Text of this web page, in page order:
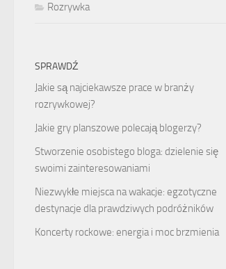
Rozrywka
SPRAWDŹ
Jakie są najciekawsze prace w branży
rozrywkowej?
Jakie gry planszowe polecają blogerzy?
Stworzenie osobistego bloga: dzielenie się
swoimi zainteresowaniami
Niezwykłe miejsca na wakacje: egzotyczne
destynacje dla prawdziwych podróżników
Koncerty rockowe: energia i moc brzmienia